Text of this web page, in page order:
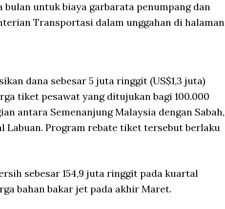
bulan untuk biaya garbarata penumpang dan
Transportasi dalam unggahan di halaman
dana sebesar 5 juta ringgit (US$1,3 juta)
tiket pesawat yang ditujukan bagi 100.000
antara Semenanjung Malaysia dengan Sabah,
Labuan. Program rebate tiket tersebut berlaku
sebesar 154,9 juta ringgit pada kuartal
bahan bakar jet pada akhir Maret.